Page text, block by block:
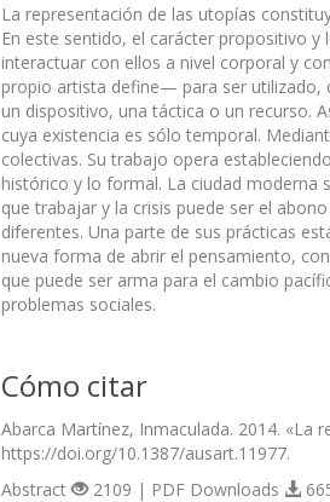
La representación de las utopías
En este sentido, el carácter propositivo
interactuar con ellos a nivel corporal y
propio artista define— para ser utilizado,
un dispositivo, una táctica o un recurso.
cuya existencia es sólo temporal.
colectivas. Su trabajo opera
histórico y lo formal. La ciudad moderna
que trabajar y la crisis puede ser el
diferentes. Una parte de sus prácticas
nueva forma de abrir el pensamiento,
que puede ser arma para el cambio
problemas sociales.
Cómo citar
Abarca Martínez, Inmaculada. 2014. «La
https://doi.org/10.1387/ausart.11977.
Abstract 2109 | PDF Downloads